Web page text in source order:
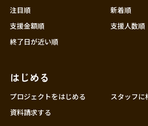
注目順
新着順
支援金額順
支援人数順
終了日が近い順
はじめる
プロジェクトをはじめる
スタッフに
資料請求する